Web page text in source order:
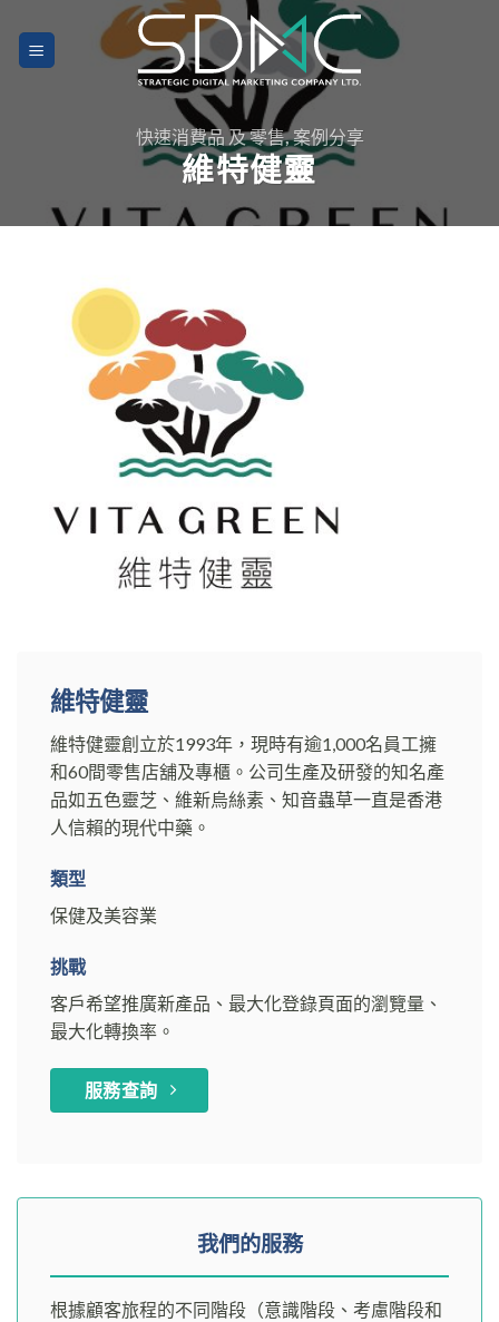
content
快速消費品 及 零售,案例分享
維特健靈
維特健靈
維特健靈創立於1993年，現時有逾1,000名員工擁
和60間零售店舖及專櫃。公司生產及研發的知名產
品如五色靈芝、維新烏絲素、知音蟲草一直是香港
人信賴的現代中藥。
類型
保健及美容業
挑戰
客戶希望推廣新產品、最大化登錄頁面的瀏覽量、
最大化轉換率。
服務查詢
我們的服務
根據顧客旅程的不同階段（意識階段、考慮階段和